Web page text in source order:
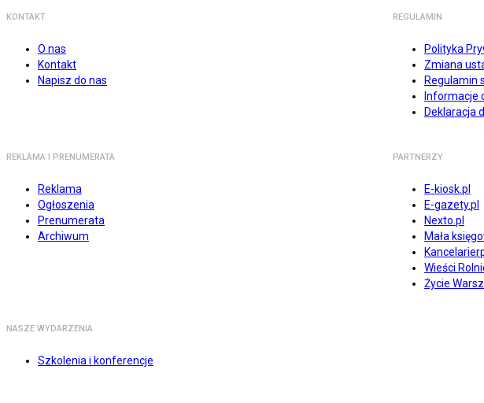
KONTAKT
O nas
Kontakt
Napisz do nas
REGULAMIN
Polityka
Zmiana
Regulamin
Informacje
Deklaracja
REKLAMA I PRENUMERATA
Reklama
Ogłoszenia
Prenumerata
Archiwum
PARTNERZY
E-kiosk.pl
E-gazety.pl
Nexto.pl
Mała
Wieści
Życie
NASZE WYDARZENIA
Szkolenia i konferencje